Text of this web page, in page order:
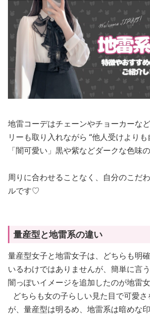
地雷コーデはチェーンやチョーカーな
リーも取り入れながら “他人受けよりも
「闇可愛い」黒や紫などダークな色味
周りに合わせることなく、自分のこだ
ルです♡
量産型と地雷系の違い
量産型女子と地雷女子は、どちらも明
いるわけではありませんが、簡単に言
闇っぽいイメージを追加したのが地雷女
どちらも女の子らしい見た目で可愛
が、量産型は明るめ、地雷系は暗めな印